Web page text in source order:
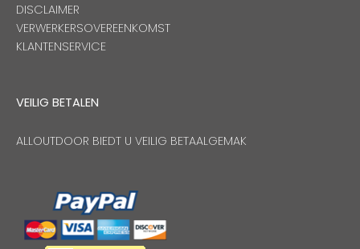
DISCLAIMER
VERWERKERSOVEREENKOMST
KLANTENSERVICE
VEILIG BETALEN
ALLOUTDOOR BIEDT U VEILIG BETAALGEMAK